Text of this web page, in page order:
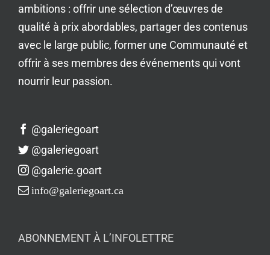
ambitions : offrir une sélection d’œuvres de
qualité à prix abordables, partager des contenus
avec le large public, former une Communauté et
offrir à ses membres des événements qui vont
nourrir leur passion.
@galeriegoart
@galeriegoart
@galerie.goart
info@galeriegoart.ca
ABONNEMENT À L’INFOLETTRE